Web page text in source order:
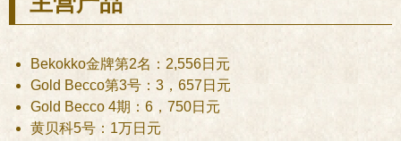
Bekokko金牌第2名：2,556日元
Gold Becco第3号：3，657日元
Gold Becco 4期：6，750日元
黄贝科5号：1万日元